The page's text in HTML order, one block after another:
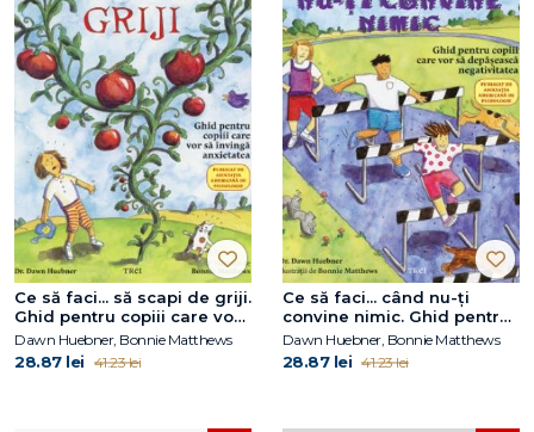
Ce să faci... să scapi de griji.
Ghid pentru copiii care vor
să învingă anxietatea
Dawn Huebner, Bonnie Matthews
28.87 lei 41.23 lei
Ce să faci... când nu-ţi
convine nimic. Ghid pentru
copiii care vor să
depăşească negativitatea
Dawn Huebner, Bonnie Matthews
28.87 lei 41.23 lei